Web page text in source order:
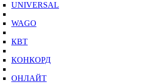
UNIVERSAL
WAGO
КВТ
КОНКОРД
ОНЛАЙТ